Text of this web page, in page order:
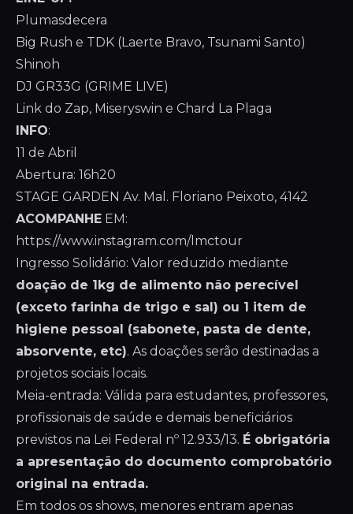
Plumasdecera
Big Rush e TDK (Laerte Bravo, Tsunami Santo)
Shinoh
DJ GR33G (GRIME LIVE)
Link do Zap, Miseryswin e Chard La Plaga
INFO:
11 de Abril
Abertura: 16h20
STAGE GARDEN Av. Mal. Floriano Peixoto, 4142
ACOMPANHE EM:
https://www.instagram.com/lmctour
Ingresso Solidário: Valor reduzido mediante
doação de 1kg de alimento não perecível
(exceto farinha de trigo e sal) ou 1 item de
higiene pessoal (sabonete, pasta de dente,
absorvente, etc). As doações serão destinadas a
projetos sociais locais.
Meia-entrada: Válida para estudantes, professores,
profissionais de saúde e demais beneficiários
previstos na Lei Federal nº 12.933/13. É obrigatória
a apresentação do documento comprobatório
original na entrada.
Em todos os shows, menores entram apenas